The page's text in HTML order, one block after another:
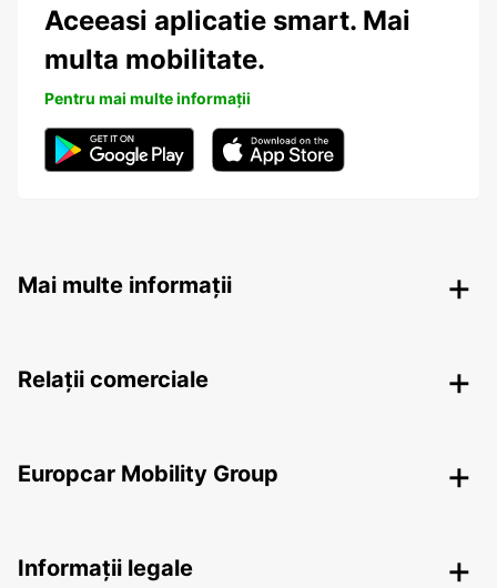
Aceeasi aplicatie smart. Mai
multa mobilitate.
Pentru mai multe informații
Mai multe informații
Relații comerciale
Europcar Mobility Group
Informații legale